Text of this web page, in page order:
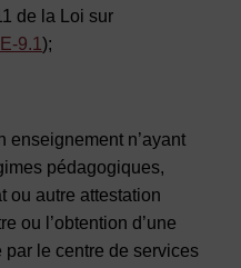
de la Loi sur
);
enseignement n’ayant
pédagogiques,
ou autre attestation
ou l’obtention d’une
le centre de services